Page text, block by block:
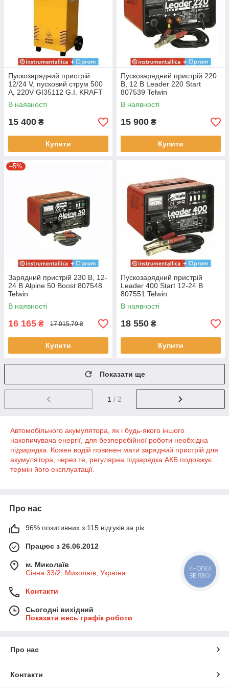
Пускозарядний пристрій
12/24 V, пусковий струм 500
A, 220V GI35112 G.I. KRAFT
В наявності
15 400 ₴
Купити
Пускозарядний пристрій 220
В, 12 В Leader 220 Start
807539 Telwin
В наявності
15 900 ₴
Купити
–5%
Зарядний пристрій 230 В, 12-
24 В Alpine 50 Boost 807548
Telwin
В наявності
16 165 ₴ 17 015,79 ₴
Купити
Пускозарядний пристрій
Leader 400 Start 12-24 В
807551 Telwin
В наявності
18 550 ₴
Купити
Показати ще
1 / 2
Автомобільного акумулятора, як і будь-якого іншого
накопичувача енергії, для безперебійної роботи необхідна
підзарядка. Кожен водій повинен мати зарядний пристрій для
акумулятора, через те, регулярна підзарядка АКБ подовжує
термін його експлуатації.
Про нас
96% позитивних з 115 відгуків за рік
Працює з 26.06.2012
м. Миколаїв
Сінна 33/2, Миколаїв, Україна
Контакти
Сьогодні вихідний
Показати весь графік роботи
Про нас
Контакти
КНОПКА
ЗВ'ЯЗКУ